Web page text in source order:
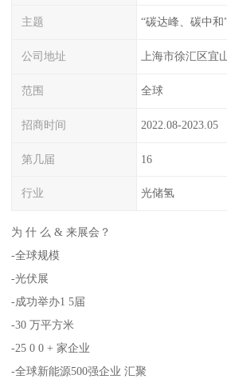
主题 “碳达峰、碳中和
公司地址
范围 全球
招商时间 2022.08-2023.05
第几届 16
行业 光储氢
为 什 么 & 来展会？
-全球规模
-光伏展
-成功举办1 5届
-30 万平方米
-25 0 0 + 家企业
-全球新能源500强企业 汇聚